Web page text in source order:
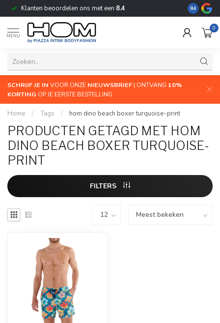
Klanten beoordelen ons met een 8.4 De
8.4
MENU
0
SCHRIJF JE IN VOOR ONZE NIEUWSBRIEF| ONTVANG 10%
KORTING OP JE EERSTE BESTELLING
Home / Tags / hom dino beach boxer turquoise-print
PRODUCTEN GETAGD MET HOM
DINO BEACH BOXER TURQUOISE-
PRINT
FILTERS